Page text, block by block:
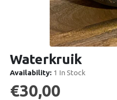
Waterkruik
Availability: 1 In Stock
€30,00